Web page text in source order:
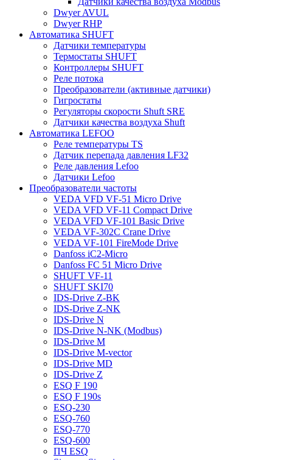
Dwyer AVUL
Dwyer RHP
Автоматика SHUFT
Датчики температуры
Термостаты SHUFT
Контроллеры SHUFT
Реле потока
Преобразователи (активные датчики)
Гигростаты
Регуляторы скорости Shuft SRE
Датчики качества воздуха Shuft
Автоматика LEFOO
Реле температуры TS
Датчик перепада давления LF32
Реле давления Lefoo
Датчики Lefoo
Преобразователи частоты
VEDA VFD VF-51 Micro Drive
VEDA VFD VF-11 Compact Drive
VEDA VFD VF-101 Basic Drive
VEDA VF-302C Crane Drive
VEDA VF-101 FireMode Drive
Danfoss iC2-Micro
Danfoss FC 51 Micro Drive
SHUFT VF-11
SHUFT SKI70
IDS-Drive Z-BK
IDS-Drive Z-NK
IDS-Drive N
IDS-Drive N-NK (Modbus)
IDS-Drive M
IDS-Drive M-vector
IDS-Drive MD
IDS-Drive Z
ESQ F 190
ESQ F 190s
ESQ-230
ESQ-760
ESQ-770
ESQ-600
ПЧ ESQ